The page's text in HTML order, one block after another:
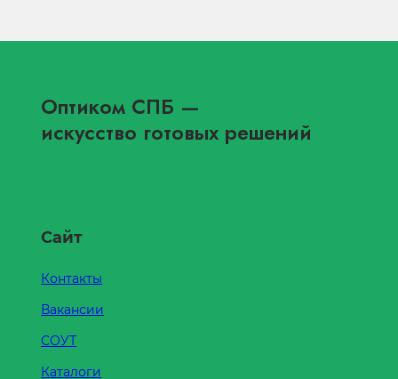
Оптиком СПБ —
искусство готовых решений
Сайт
Контакты
Вакансии
СОУТ
Каталоги